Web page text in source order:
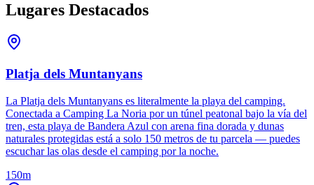
Lugares Destacados
Platja dels Muntanyans
La Platja dels Muntanyans es literalmente la playa del camping.
Conectada a Camping La Noria por un túnel peatonal bajo la vía del
tren, esta playa de Bandera Azul con arena fina dorada y dunas
naturales protegidas está a solo 150 metros de tu parcela — puedes
escuchar las olas desde el camping por la noche.
150m